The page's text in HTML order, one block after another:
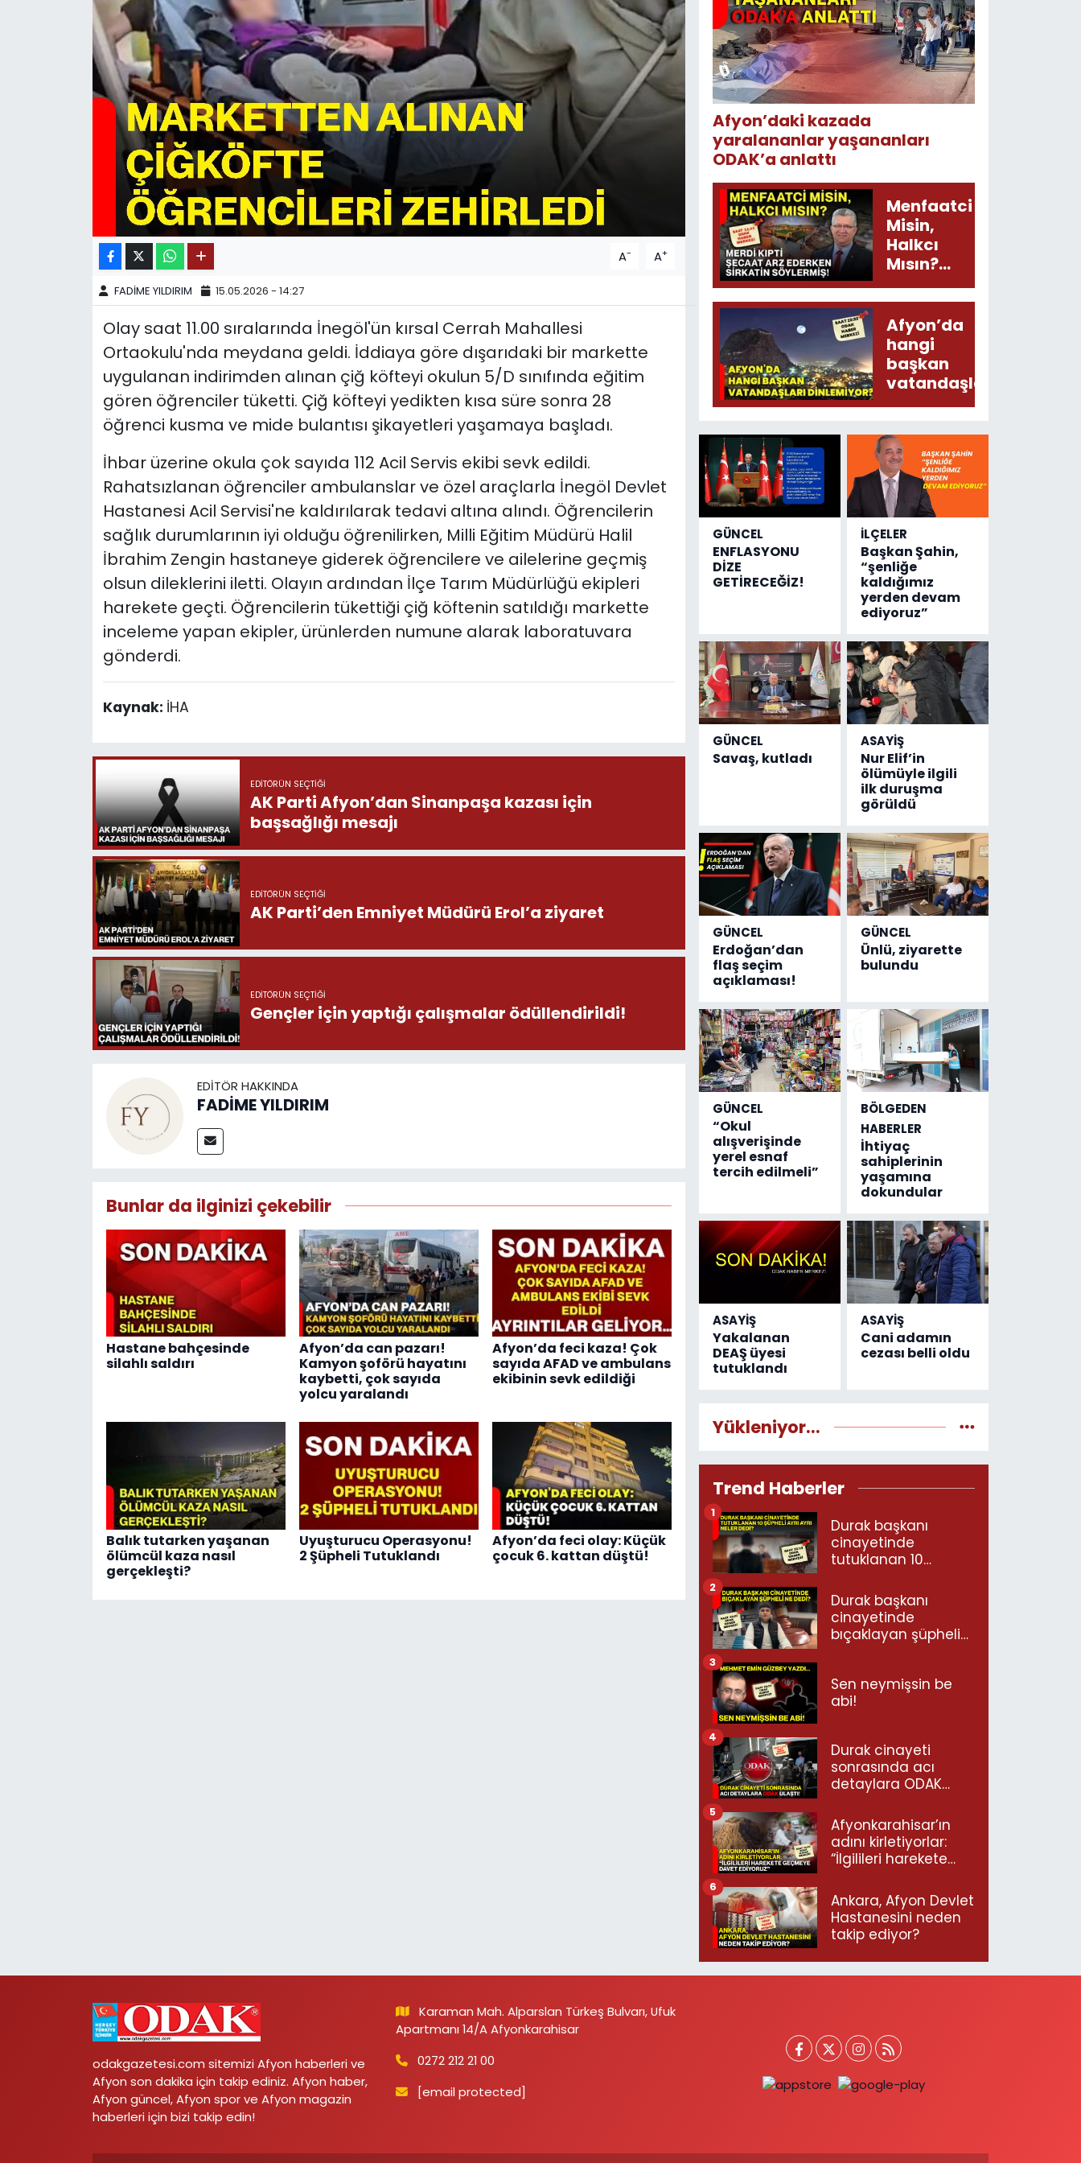
A- A+
FADİME YILDIRIM 15.05.2026 - 14:27
Olay saat 11.00 sıralarında İnegöl'ün kırsal Cerrah Mahallesi
Ortaokulu'nda meydana geldi. İddiaya göre dışarıdaki bir markette
uygulanan indirimden alınan çiğ köfteyi okulun 5/D sınıfında eğitim
gören öğrenciler tüketti. Çiğ köfteyi yedikten kısa süre sonra 28
öğrenci kusma ve mide bulantısı şikayetleri yaşamaya başladı.
İhbar üzerine okula çok sayıda 112 Acil Servis ekibi sevk edildi.
Rahatsızlanan öğrenciler ambulanslar ve özel araçlarla İnegöl Devlet
Hastanesi Acil Servisi'ne kaldırılarak tedavi altına alındı. Öğrencilerin
sağlık durumlarının iyi olduğu öğrenilirken, Milli Eğitim Müdürü Halil
İbrahim Zengin hastaneye giderek öğrencilere ve ailelerine geçmiş
olsun dileklerini iletti. Olayın ardından İlçe Tarım Müdürlüğü ekipleri
harekete geçti. Öğrencilerin tükettiği çiğ köftenin satıldığı markette
inceleme yapan ekipler, ürünlerden numune alarak laboratuvara
gönderdi.
Kaynak: İHA
EDITÖRÜN SEÇTIĞI
AK Parti Afyon’dan Sinanpaşa kazası için
başsağlığı mesajı
EDITÖRÜN SEÇTIĞI
AK Parti’den Emniyet Müdürü Erol’a ziyaret
EDITÖRÜN SEÇTIĞI
Gençler için yaptığı çalışmalar ödüllendirildi!
EDITÖR HAKKINDA
FADİME YILDIRIM
Bunlar da ilginizi çekebilir
Hastane bahçesinde
silahlı saldırı
Afyon’da can pazarı!
Kamyon şoförü hayatını
kaybetti, çok sayıda
yolcu yaralandı
Afyon’da feci kaza! Çok
sayıda AFAD ve ambulans
ekibinin sevk edildiği
Balık tutarken yaşanan
ölümcül kaza nasıl
gerçekleşti?
Uyuşturucu Operasyonu!
2 Şüpheli Tutuklandı
Afyon’da feci olay: Küçük
çocuk 6. kattan düştü!
Afyon’daki kazada
yaralananlar yaşananları
ODAK’a anlattı
Menfaatci
Misin,
Halkcı
Mısın?
Merdi
Kıpti
Şecaat
Arz
Ederken
Sirkatin
Söylermiş!
Afyon’da
hangi
başkan
vatandaşları
dinlemiyor?
GÜNCEL
ENFLASYONU
DİZE
GETİRECEĞİZ!
İLÇELER
Başkan Şahin,
“şenliğe
kaldığımız
yerden devam
ediyoruz”
GÜNCEL
Savaş, kutladı
ASAYİŞ
Nur Elif’in
ölümüyle ilgili
ilk duruşma
görüldü
GÜNCEL
Erdoğan’dan
flaş seçim
açıklaması!
GÜNCEL
Ünlü, ziyarette
bulundu
GÜNCEL
“Okul
alışverişinde
yerel esnaf
tercih edilmeli”
BÖLGEDEN
HABERLER
İhtiyaç
sahiplerinin
yaşamına
dokundular
ASAYİŞ
Yakalanan
DEAŞ üyesi
tutuklandı
ASAYİŞ
Cani adamın
cezası belli oldu
Yükleniyor...
Trend Haberler
Durak başkanı
cinayetinde
tutuklanan 10
neler dedi?
1
Durak başkanı
cinayetinde
bıçaklayan şüpheli
2
Sen neymişsin be
abi!
3
Durak cinayeti
sonrasında acı
detaylara ODAK
4
Afyonkarahisar’ın
adını kirletiyorlar:
“İlgilileri harekete
ediyoruz”
5
Ankara, Afyon Devlet
Hastanesini neden
takip ediyor?
6
odakgazetesi.com sitemizi Afyon haberleri ve
Afyon son dakika için takip ediniz. Afyon haber,
Afyon güncel, Afyon spor ve Afyon magazin
haberleri için bizi takip edin!
Karaman Mah. Alparslan Türkeş Bulvarı, Ufuk
Apartmanı 14/A Afyonkarahisar
0272 212 21 00
[email protected]
11:11 MANŞET